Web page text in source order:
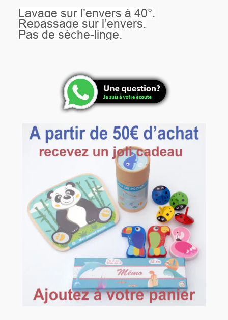
Lavage sur l’envers à 40°.
Repassage sur l’envers.
Pas de sèche-linge.